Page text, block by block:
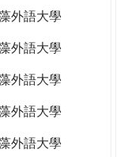
外語大學
外語大學
外語大學
外語大學
外語大學